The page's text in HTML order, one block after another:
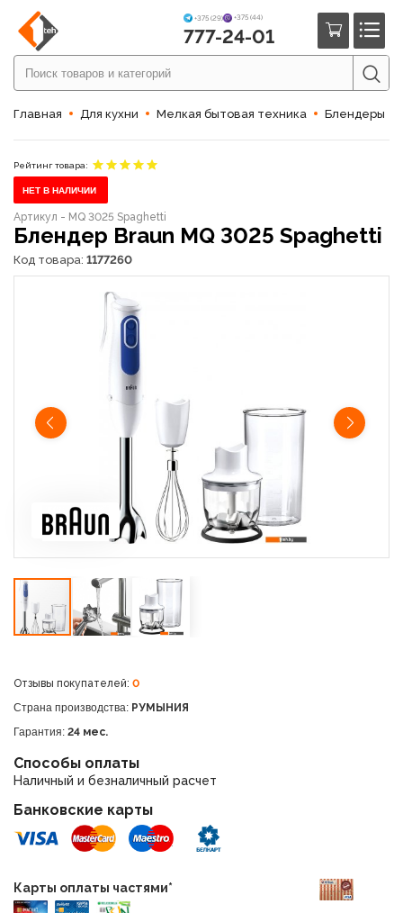
+375 (29) +375 (44)
777-24-01
Главная Для кухни Мелкая бытовая техника Блендеры
Рейтинг товара:
НЕТ В НАЛИЧИИ
Артикул - MQ 3025 Spaghetti
Блендер Braun MQ 3025 Spaghetti
Код товара: 1177260
Отзывы покупателей: 0
Страна производства: РУМЫНИЯ
Гарантия: 24 мес.
Способы оплаты
Наличный и безналичный расчет
Банковские карты
Карты оплаты частями*